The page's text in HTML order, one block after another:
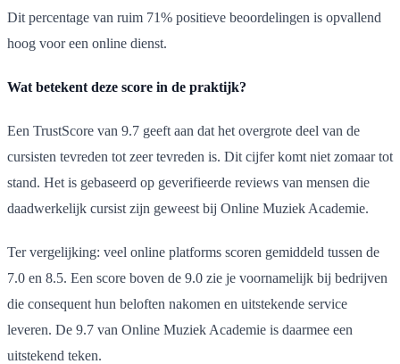
Dit percentage van ruim 71% positieve beoordelingen is opvallend
hoog voor een online dienst.
Wat betekent deze score in de praktijk?
Een TrustScore van 9.7 geeft aan dat het overgrote deel van de
cursisten tevreden tot zeer tevreden is. Dit cijfer komt niet zomaar tot
stand. Het is gebaseerd op geverifieerde reviews van mensen die
daadwerkelijk cursist zijn geweest bij Online Muziek Academie.
Ter vergelijking: veel online platforms scoren gemiddeld tussen de
7.0 en 8.5. Een score boven de 9.0 zie je voornamelijk bij bedrijven
die consequent hun beloften nakomen en uitstekende service
leveren. De 9.7 van Online Muziek Academie is daarmee een
uitstekend teken.